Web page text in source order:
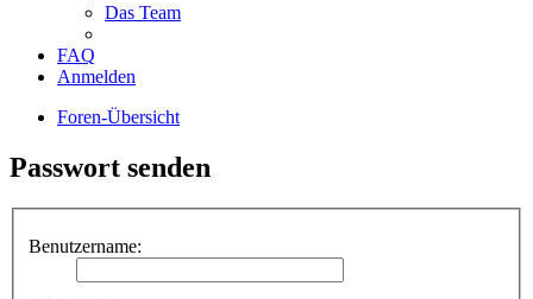
Das Team
FAQ
Anmelden
Foren-Übersicht
Passwort senden
Benutzername: